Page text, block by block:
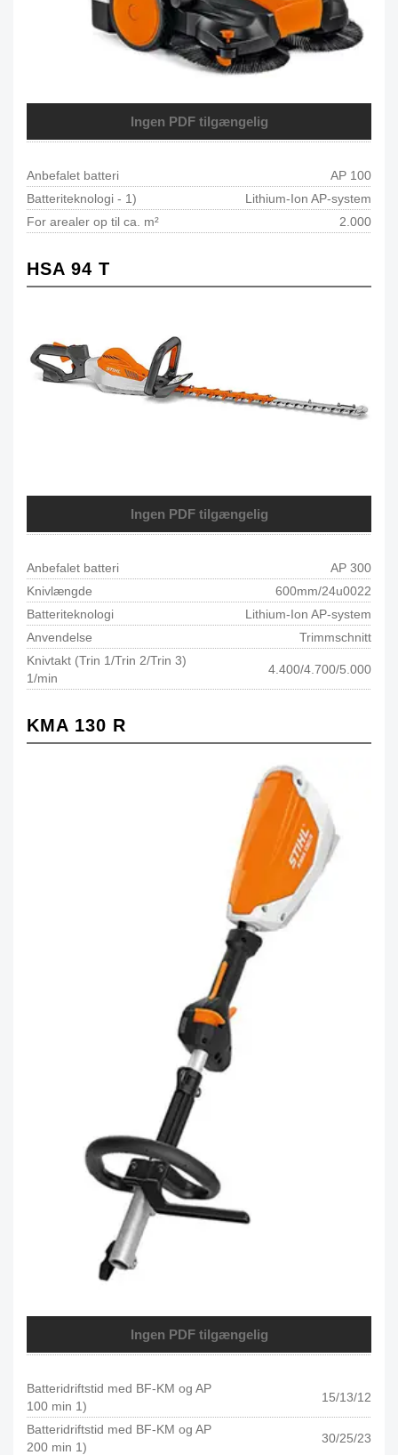
Ingen PDF tilgængelig
Anbefalet batteri
AP 100
Batteriteknologi - 1)
Lithium-Ion AP-system
For arealer op til ca. m²
2.000
HSA 94 T
Ingen PDF tilgængelig
Anbefalet batteri
AP 300
Knivlængde
600mm/24u0022
Batteriteknologi
Lithium-Ion AP-system
Anvendelse
Trimmschnitt
Knivtakt (Trin 1/Trin 2/Trin 3)
1/min
4.400/4.700/5.000
KMA 130 R
Ingen PDF tilgængelig
Batteridriftstid med BF-KM og AP
100 min 1)
15/13/12
Batteridriftstid med BF-KM og AP
200 min 1)
30/25/23